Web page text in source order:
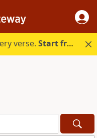
verse.Start free.